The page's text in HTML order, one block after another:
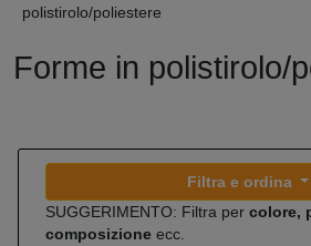
polistirolo/poliestere
Forme in polistirolo/
Filtra e ordina
SUGGERIMENTO: Filtra per colore,
composizione ecc.